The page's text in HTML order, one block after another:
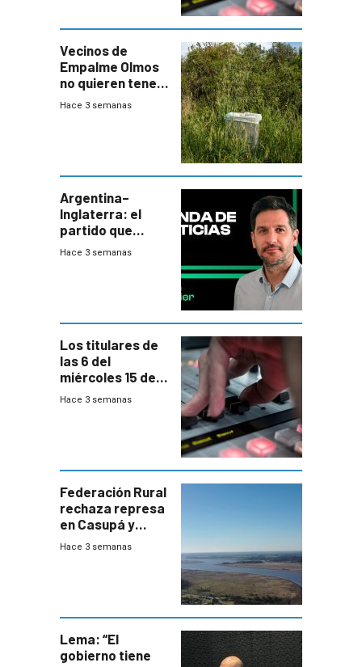
Vecinos de
Empalme Olmos
no quieren tener
cerca una planta
departamental
Hace 3 semanas
Argentina–
Inglaterra: el
partido que
nunca termina
Hace 3 semanas
Los titulares de
las 6 del
miércoles 15 de
julio de 2026
Hace 3 semanas
Federación Rural
rechaza represa
en Casupá y
firma demanda
Hace 3 semanas
Lema: “El
gobierno tiene